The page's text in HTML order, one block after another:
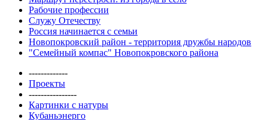
Рабочие профессии
Служу Отечеству
Россия начинается с семьи
Новопокровский район - территория дружбы народов
"Семейный компас" Новопокровского района
-------------
Проекты
----------------
Картинки с натуры
Кубаньэнерго